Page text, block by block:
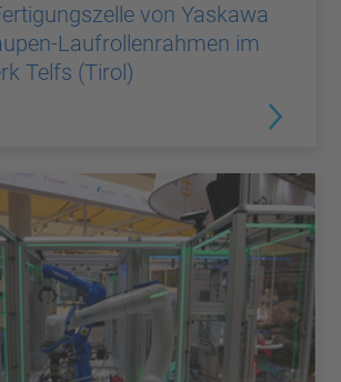
von Yaskawa
Laufrollenrahmen im
Telfs (Tirol)